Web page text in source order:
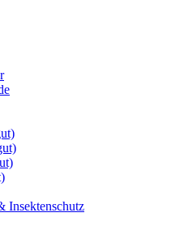
Insektenschutz